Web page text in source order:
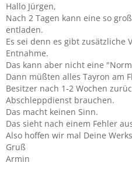
Hallo Jürgen,
Nach 2 Tagen kann eine so
entladen.
Es sei denn es gibt zusätzliche
Entnahme.
Das kann aber nicht eine
Dann müßten alles Tayron am
Besitzer nach 1-2 Wochen
Abschleppdienst brauchen.
Das macht keinen Sinn.
Das sieht nach einem Fehler
Also hoffen wir mal Deine
Gruß
Armin